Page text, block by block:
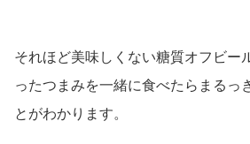
それほど美味しくない糖質オフビー
ったつまみを一緒に食べたらまるっ
とがわかります。